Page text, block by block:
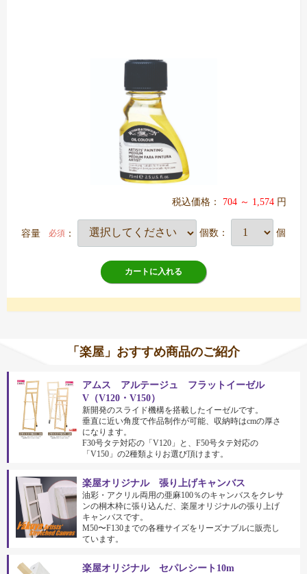
税込価格： 704 ～ 1,574 円
容量 必須 ： 個数： 個
カートに入れる
「楽屋」おすすめ商品のご紹介
アムス アルテージュ フラットイーゼル
V（V120・V150）
新開発のスライド機構を搭載したイーゼルです。
垂直に近い角度で作品制作が可能、収納時はcmの厚さ
になります。
F30号タテ対応の「V120」と、F50号タテ対応の
「V150」の2種類よりお選び頂けます。
楽屋オリジナル 張り上げキャンバス
油彩・アクリル両用の亜麻100％のキャンバスをクレサ
ンの桐木枠に張り込んだ、楽屋オリジナルの張り上げ
キャンバスです。
M50〜F130までの各種サイズをリーズナブルに販売し
ています。
楽屋オリジナル セパレシート10m